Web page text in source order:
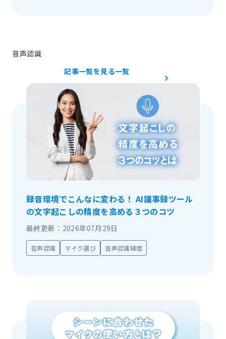
音声認識
記事一覧を見る一覧
録音環境でこんなに変わる！ AI議事録ツール
の文字起こしの精度を高める３つのコツ
最終更新：2026年07月29日
音声認識 マイク選び 音声認識精度